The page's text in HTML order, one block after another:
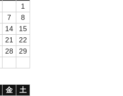
1
7
8
14
15
21
22
28
29
金
土